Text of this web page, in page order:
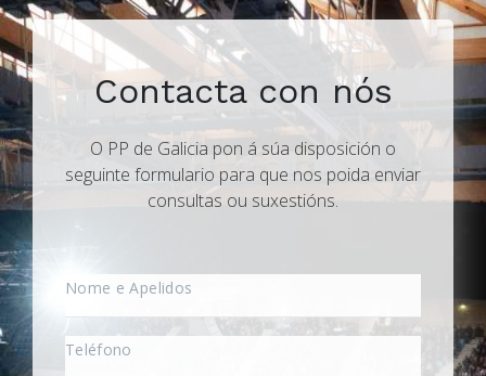
Contacta con nós
O PP de Galicia pon á súa disposición o
seguinte formulario para que nos poida enviar
consultas ou suxestións.